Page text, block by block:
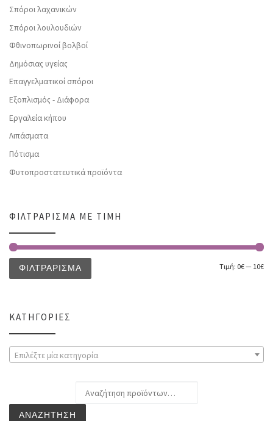
Σπόροι λαχανικών
Σπόροι λουλουδιών
Φθινοπωρινοί βολβοί
Δημόσιας υγείας
Επαγγελματικοί σπόροι
Εξοπλισμός - Διάφορα
Εργαλεία κήπου
Λιπάσματα
Πότισμα
Φυτοπροστατευτικά προϊόντα
ΦΙΛΤΡΆΡΙΣΜΑ ΜΕ ΤΙΜΉ
ΦΙΛΤΡΆΡΙΣΜΑ Τιμή: 0€— 10€
ΚΑΤΗΓΟΡΊΕΣ
Επιλέξτε μία κατηγορία
ΑΝΑΖΉΤΗΣΗ